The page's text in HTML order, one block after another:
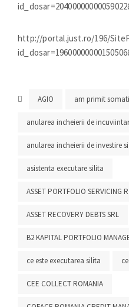
http://portal.just.ro/196/
AGIO am primit
anularea incheierii de
anularea incheierii de investire
asistenta executare silita
ASSET PORTFOLIO SERVICING
ASSET RECOVERY DEBTS SRL
B2 KAPITAL PORTFOLIO
ce este executarea silita
CEE COLLECT ROMANIA